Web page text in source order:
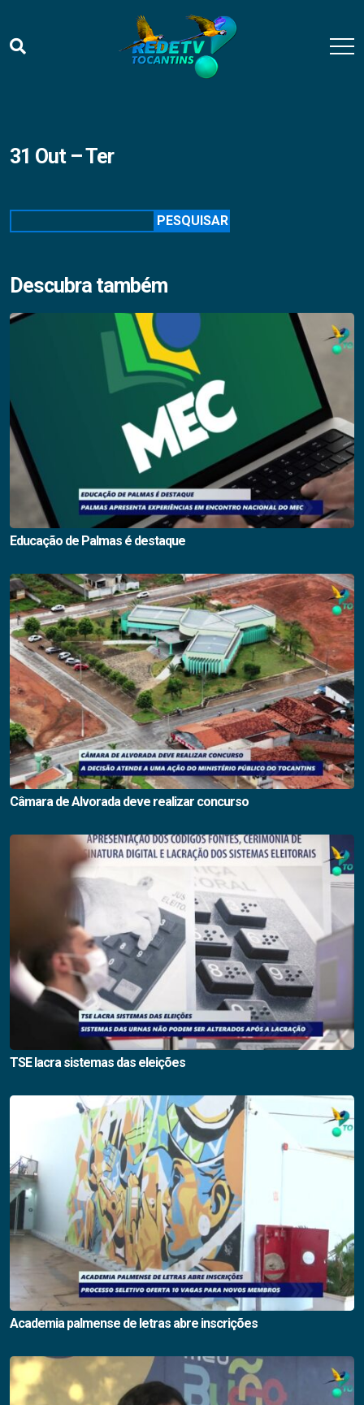
31 Out – Ter
PESQUISAR
Descubra também
Educação de Palmas é destaque
Câmara de Alvorada deve realizar concurso
TSE lacra sistemas das eleições
Academia palmense de letras abre inscrições